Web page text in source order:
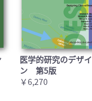
医学的研究のデザイ
ン 第5版
￥6,270